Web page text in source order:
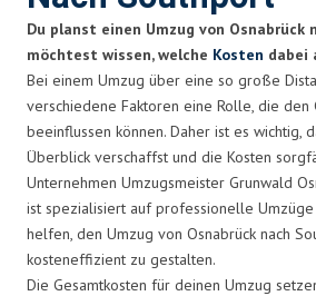
Du planst einen Umzug von Osnabrück
möchtest wissen, welche Kosten dabei
Bei einem Umzug über eine so große
verschiedene Faktoren eine Rolle, die den
beeinflussen können. Daher ist es wichtig,
Überblick verschaffst und die Kosten
Unternehmen Umzugsmeister Grunwald
ist spezialisiert auf professionelle
helfen, den Umzug von Osnabrück nach
kosteneffizient zu gestalten.
Die Gesamtkosten für deinen Umzug